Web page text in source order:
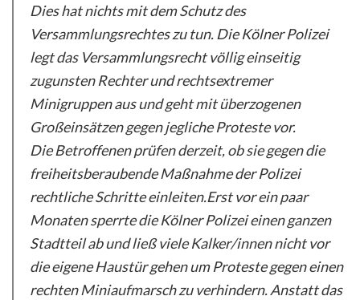
Dies hat nichts mit dem Schutz des
Versammlungsrechtes zu tun. Die Kölner Polizei
legt das Versammlungsrecht völlig einseitig
zugunsten Rechter und rechtsextremer
Minigruppen aus und geht mit überzogenen
Großeinsätzen gegen jegliche Proteste vor.
Die Betroffenen prüfen derzeit, ob sie gegen die
freiheitsberaubende Maßnahme der Polizei
rechtliche Schritte einleiten.Erst vor ein paar
Monaten sperrte die Kölner Polizei einen ganzen
Stadtteil ab und ließ viele Kalker/innen nicht vor
die eigene Haustür gehen um Proteste gegen einen
rechten Miniaufmarsch zu verhindern. Anstatt das